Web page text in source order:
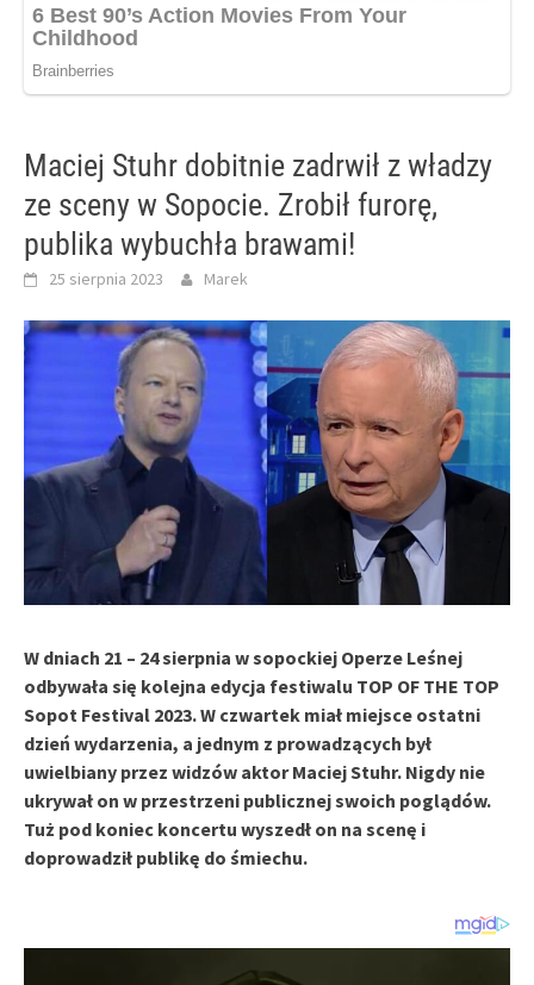
Maciej Stuhr dobitnie zadrwił z władzy
ze sceny w Sopocie. Zrobił furorę,
publika wybuchła brawami!
25 sierpnia 2023 Marek
W dniach 21 – 24 sierpnia w sopockiej Operze Leśnej
odbywała się kolejna edycja festiwalu TOP OF THE TOP
Sopot Festival 2023. W czwartek miał miejsce ostatni
dzień wydarzenia, a jednym z prowadzących był
uwielbiany przez widzów aktor Maciej Stuhr. Nigdy nie
ukrywał on w przestrzeni publicznej swoich poglądów.
Tuż pod koniec koncertu wyszedł on na scenę i
doprowadził publikę do śmiechu.